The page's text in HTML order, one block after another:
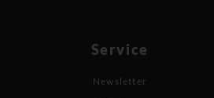
Service
Newsletter